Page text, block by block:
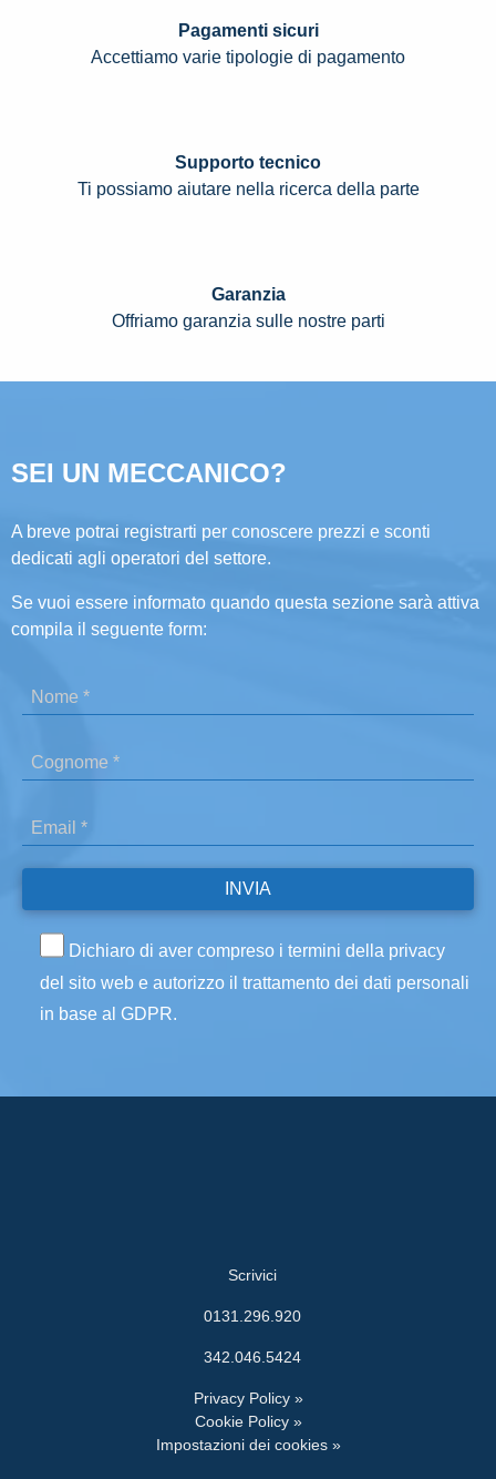
Pagamenti sicuri
Accettiamo varie tipologie di pagamento
Supporto tecnico
Ti possiamo aiutare nella ricerca della parte
Garanzia
Offriamo garanzia sulle nostre parti
SEI UN MECCANICO?
A breve potrai registrarti per conoscere prezzi e sconti
dedicati agli operatori del settore.
Se vuoi essere informato quando questa sezione sarà attiva
compila il seguente form:
Dichiaro di aver compreso i termini della privacy
del sito web e autorizzo il trattamento dei dati personali
in base al GDPR.
Scrivici
0131.296.920
342.046.5424
Privacy Policy »
Cookie Policy »
Impostazioni dei cookies »